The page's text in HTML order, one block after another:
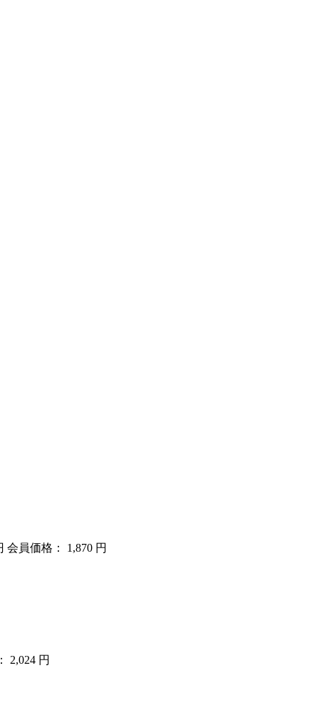
会員価格： 1,870 円
2,024 円